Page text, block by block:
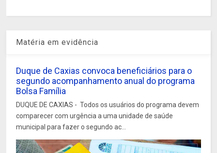
Matéria em evidência
Duque de Caxias convoca beneficiários para o
segundo acompanhamento anual do programa
Bolsa Família
DUQUE DE CAXIAS - Todos os usuários do programa devem
comparecer com urgência a uma unidade de saúde
municipal para fazer o segundo ac...